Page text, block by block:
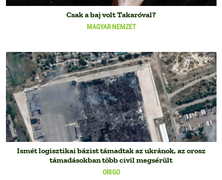
MAGYAR NEMZET
Csak a baj volt Takaróval?
ORIGO
Ismét logisztikai bázist támadtak az ukránok, az orosz
támadásokban több civil megsérült